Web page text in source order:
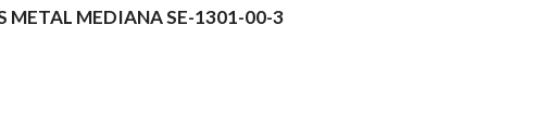
METAL MEDIANA SE-1301-00-3